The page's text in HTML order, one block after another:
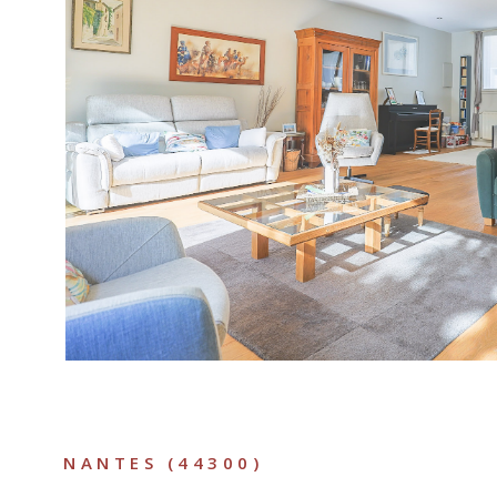
VOIR LE
NANTES (44300)